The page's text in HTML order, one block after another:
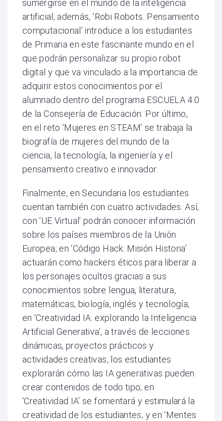
sumergirse en el mundo de la inteligencia
artificial; además, ‘Robi Robots. Pensamiento
computacional’ introduce a los estudiantes
de Primaria en este fascinante mundo en el
que podrán personalizar su propio robot
digital y que va vinculado a la importancia de
adquirir estos conocimientos por el
alumnado dentro del programa ESCUELA 4.0
de la Consejería de Educación. Por último,
en el reto ‘Mujeres en STEAM’ se trabaja la
biografía de mujeres del mundo de la
ciencia, la tecnología, la ingeniería y el
pensamiento creativo e innovador.
Finalmente, en Secundaria los estudiantes
cuentan también con cuatro actividades. Así,
con ‘UE Virtual’ podrán conocer información
sobre los países miembros de la Unión
Europea; en ‘Código Hack: Misión Historia’
actuarán como hackers éticos para liberar a
los personajes ocultos gracias a sus
conocimientos sobre lengua, literatura,
matemáticas, biología, inglés y tecnología;
en ‘Creatividad IA: explorando la Inteligencia
Artificial Generativa’, a través de lecciones
dinámicas, proyectos prácticos y
actividades creativas, los estudiantes
explorarán cómo las IA generativas pueden
crear contenidos de todo tipo; en
‘Creatividad IA’ se fomentará y estimulará la
creatividad de los estudiantes; y en ‘Mentes